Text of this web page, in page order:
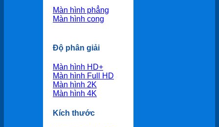
Màn hình phẳng
Màn hình cong
Độ phân giải
Màn hình HD+
Màn hình Full HD
Màn hình 2K
Màn hình 4K
Kích thước